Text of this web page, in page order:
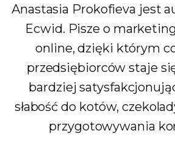
Anastasia Prokofieva jest
Ecwid. Pisze o
online, dzięki którym
przedsiębiorców staje
bardziej
słabość do kotów,
przygotowywania